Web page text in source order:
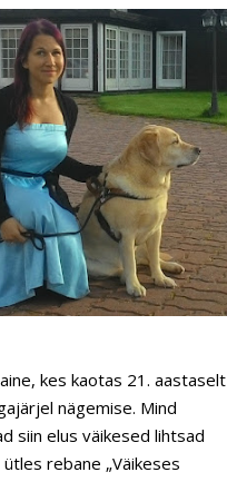
kes kaotas 21. aastaselt
nägemise. Mind
siin elus väikesed lihtsad
rebane „Väikeses